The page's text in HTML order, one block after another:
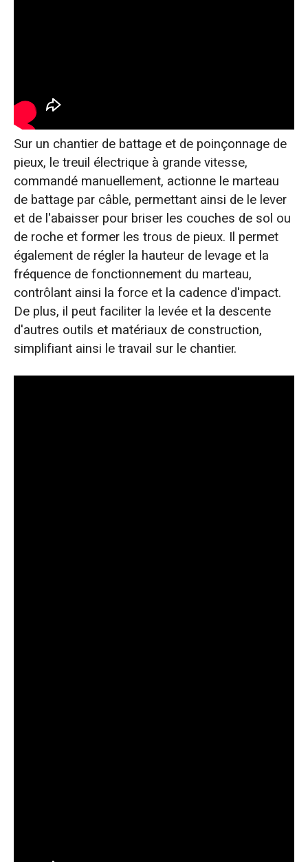
Sur un chantier de battage et de poinçonnage de
pieux, le treuil électrique à grande vitesse,
commandé manuellement, actionne le marteau
de battage par câble, permettant ainsi de le lever
et de l'abaisser pour briser les couches de sol ou
de roche et former les trous de pieux. Il permet
également de régler la hauteur de levage et la
fréquence de fonctionnement du marteau,
contrôlant ainsi la force et la cadence d'impact.
De plus, il peut faciliter la levée et la descente
d'autres outils et matériaux de construction,
simplifiant ainsi le travail sur le chantier.